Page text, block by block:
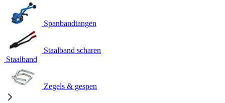
Spanbandtangen
Staalband scharen
Staalband
Zegels & gespen